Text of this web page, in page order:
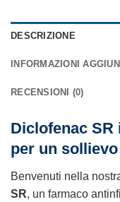
DESCRIZIONE
INFORMAZIONI
RECENSIONI (0)
Diclofenac
per un
Benvenuti nella
SR, un farmaco